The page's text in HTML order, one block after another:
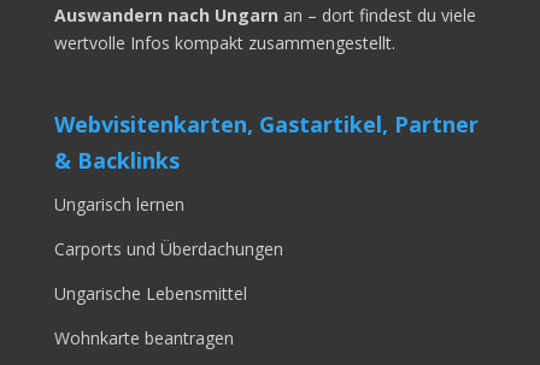
Auswandern nach Ungarn an – dort findest du viele
wertvolle Infos kompakt zusammengestellt.
Webvisitenkarten, Gastartikel, Partner
& Backlinks
Ungarisch lernen
Carports und Überdachungen
Ungarische Lebensmittel
Wohnkarte beantragen